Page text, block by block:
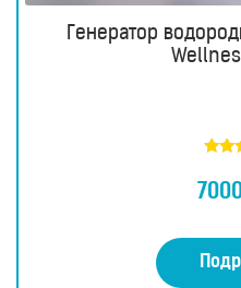
Генератор